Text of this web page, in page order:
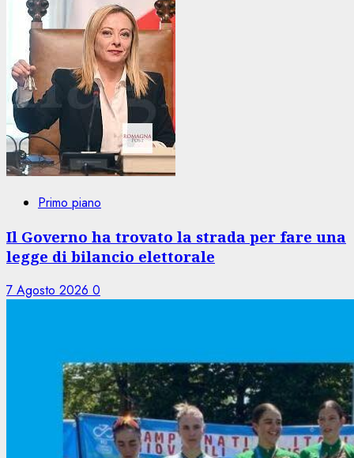
Primo piano
Il Governo ha trovato la strada per fare una
legge di bilancio elettorale
7 Agosto 2026 0